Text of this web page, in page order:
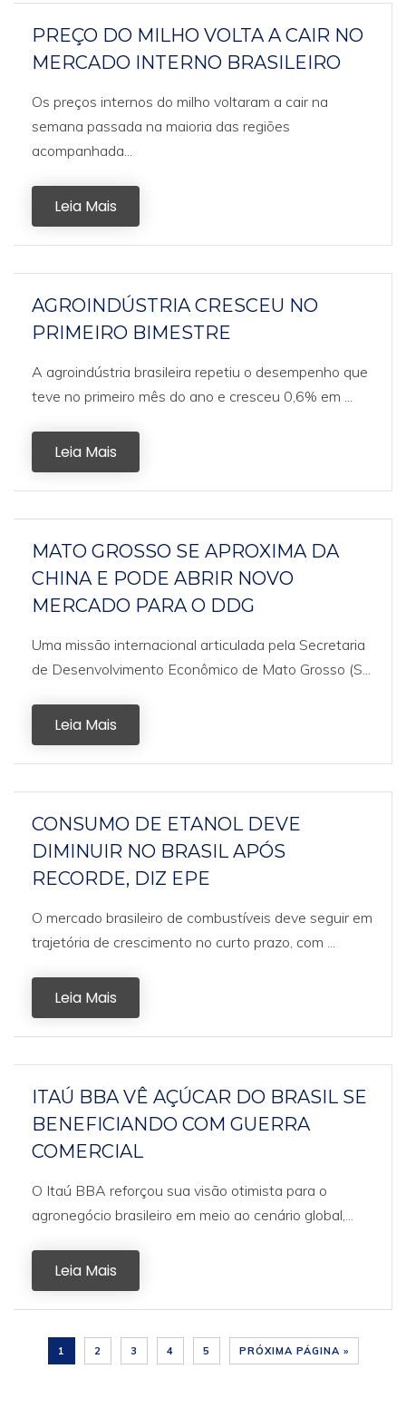
PREÇO DO MILHO VOLTA A CAIR NO
MERCADO INTERNO BRASILEIRO
Os preços internos do milho voltaram a cair na
semana passada na maioria das regiões
acompanhada...
Leia Mais
AGROINDÚSTRIA CRESCEU NO
PRIMEIRO BIMESTRE
A agroindústria brasileira repetiu o desempenho que
teve no primeiro mês do ano e cresceu 0,6% em ...
Leia Mais
MATO GROSSO SE APROXIMA DA
CHINA E PODE ABRIR NOVO
MERCADO PARA O DDG
Uma missão internacional articulada pela Secretaria
de Desenvolvimento Econômico de Mato Grosso (S...
Leia Mais
CONSUMO DE ETANOL DEVE
DIMINUIR NO BRASIL APÓS
RECORDE, DIZ EPE
O mercado brasileiro de combustíveis deve seguir em
trajetória de crescimento no curto prazo, com ...
Leia Mais
ITAÚ BBA VÊ AÇÚCAR DO BRASIL SE
BENEFICIANDO COM GUERRA
COMERCIAL
O Itaú BBA reforçou sua visão otimista para o
agronegócio brasileiro em meio ao cenário global,...
Leia Mais
1 2 3 4 5 PRÓXIMA PÁGINA »